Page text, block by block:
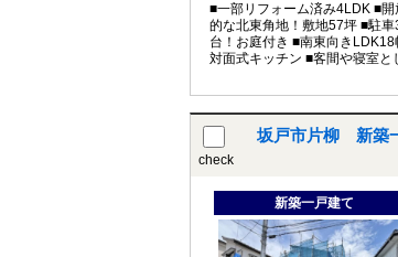
■一部リフォーム済み4LDK ■開
的な北東角地！敷地57坪 ■駐車
台！お庭付き ■南東向きLDK18
対面式キッチン ■客間や寝室と
check
坂戸市片柳 新築
新築一戸建て